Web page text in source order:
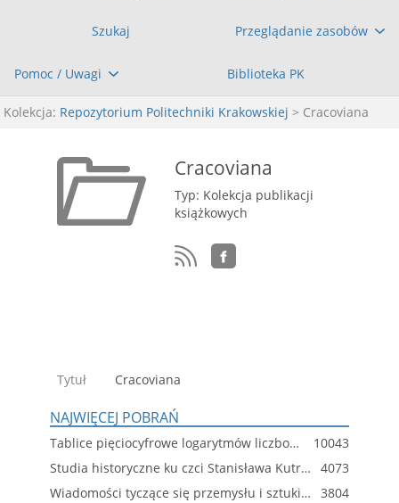
Szukaj Przeglądanie zasobów
Pomoc / Uwagi Biblioteka PK
Kolekcja: Repozytorium Politechniki Krakowskiej > Cracoviana
Cracoviana
Typ: Kolekcja publikacji
książkowych
Tytuł Cracoviana
NAJWIĘCEJ POBRAŃ
Tablice pięciocyfrowe logarytmów liczbowych, wartości funkcyi trygonometrycznych i logarytmów tych funkcyi : do użytku szkolnego
10043
Studia historyczne ku czci Stanisława Kutrzeby. T. 1.
4073
Wiadomości tyczące się przemysłu i sztuki w dawnej Polsce
3804